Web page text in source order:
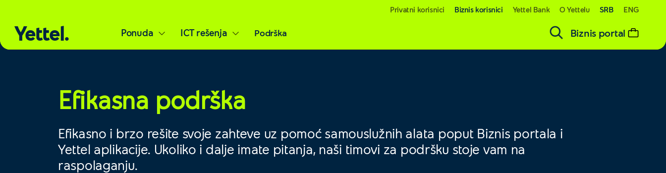
Privatni korisnici Biznis korisnici Yettel Bank O Yettelu SRB ENG
Yettel. Ponuda ICT rešenja Podrška Biznis portal
Efikasna podrška
Efikasno i brzo rešite svoje zahteve uz pomoć samouslužnih alata poput Biznis portala i
Yettel aplikacije. Ukoliko i dalje imate pitanja, naši timovi za podršku stoje vam na
raspolaganju.